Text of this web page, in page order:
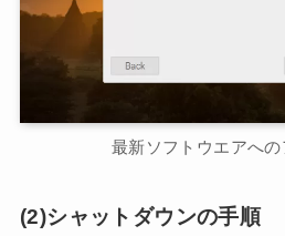
最新ソフトウエアへの
(2)シャットダウンの手順